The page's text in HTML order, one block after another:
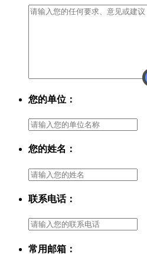
您的单位：
您的姓名：
联系电话：
常用邮箱：